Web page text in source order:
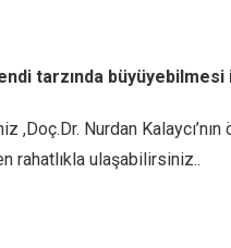
tarzında büyüyebilmesi
,Doç.Dr. Nurdan
rahatlıkla ulaşabilirsiniz..